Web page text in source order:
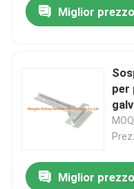
Miglior prezzo
per
Miglior prezzo